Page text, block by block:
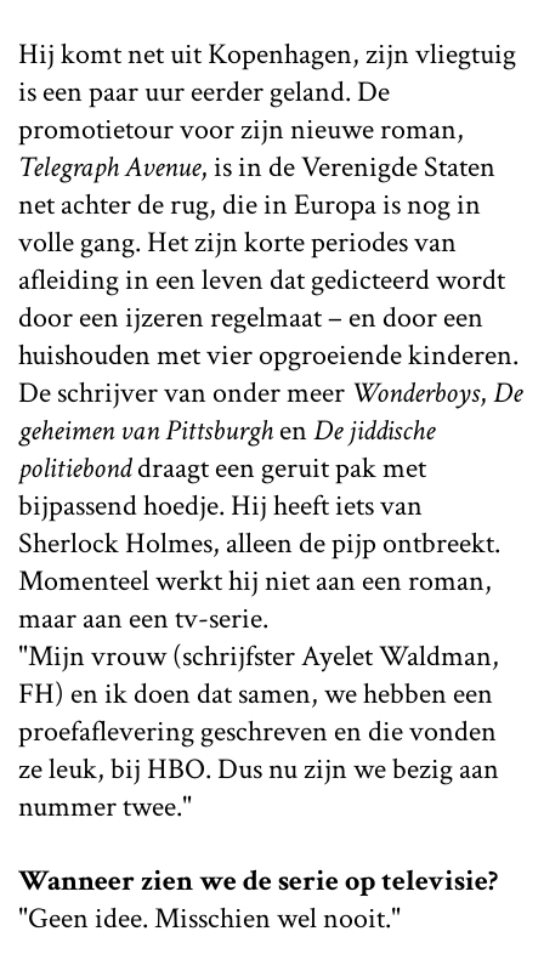
Hij komt net uit Kopenhagen, zijn vliegtuig
is een paar uur eerder geland. De
promotietour voor zijn nieuwe roman,
Telegraph Avenue, is in de Verenigde Staten
net achter de rug, die in Europa is nog in
volle gang. Het zijn korte periodes van
afleiding in een leven dat gedicteerd wordt
door een ijzeren regelmaat – en door een
huishouden met vier opgroeiende kinderen.
De schrijver van onder meer Wonderboys,De
geheimen van PittsburghenDe jiddische
politiebonddraagt een geruit pak met
bijpassend hoedje. Hij heeft iets van
Sherlock Holmes, alleen de pijp ontbreekt.
Momenteel werkt hij niet aan een roman,
maar aan een tv-serie.
"Mijn vrouw (schrijfster Ayelet Waldman,
FH) en ik doen dat samen, we hebben een
proefaflevering geschreven en die vonden
ze leuk, bij HBO. Dus nu zijn we bezig aan
nummer twee."
Wanneer zien we de serie op televisie?
"Geen idee. Misschien wel nooit."